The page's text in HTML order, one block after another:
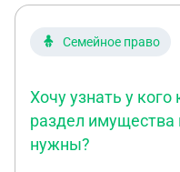
Семейное право
Хочу узнать у
раздел
нужны?